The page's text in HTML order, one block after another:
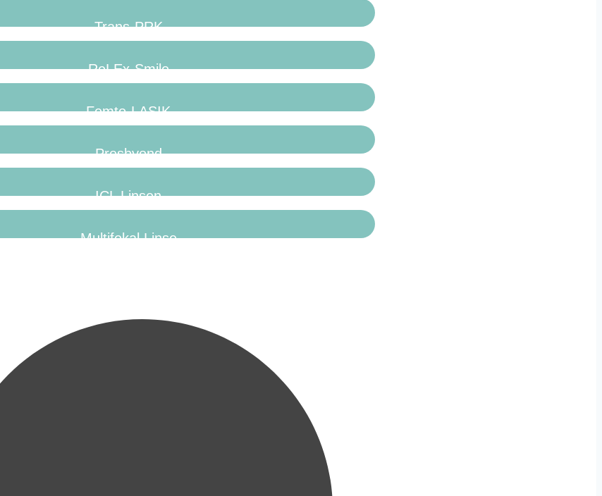
Trans-PRK
ReLEx-Smile
Femto-LASIK
Presbyond
ICL Linsen
Multifokal Linse